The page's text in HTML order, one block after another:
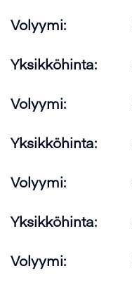
Volyymi:
Yksikköhinta:
Volyymi:
Yksikköhinta:
Volyymi:
Yksikköhinta:
Volyymi: